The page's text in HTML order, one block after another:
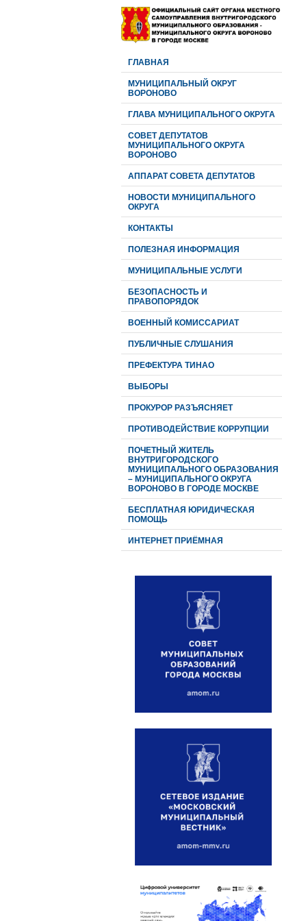
ГЛАВНАЯ
МУНИЦИПАЛЬНЫЙ ОКРУГ
ВОРОНОВО
ГЛАВА МУНИЦИПАЛЬНОГО ОКРУГА
CОВЕТ ДЕПУТАТОВ
МУНИЦИПАЛЬНОГО ОКРУГА
ВОРОНОВО
АППАРАТ СОВЕТА ДЕПУТАТОВ
НОВОСТИ МУНИЦИПАЛЬНОГО
ОКРУГА
КОНТАКТЫ
ПОЛЕЗНАЯ ИНФОРМАЦИЯ
МУНИЦИПАЛЬНЫЕ УСЛУГИ
БЕЗОПАСНОСТЬ И
ПРАВОПОРЯДОК
ВОЕННЫЙ КОМИССАРИАТ
ПУБЛИЧНЫЕ СЛУШАНИЯ
ПРЕФЕКТУРА ТИНАО
ВЫБОРЫ
ПРОКУРОР РАЗЪЯСНЯЕТ
ПРОТИВОДЕЙСТВИЕ КОРРУПЦИИ
ПОЧЕТНЫЙ ЖИТЕЛЬ
ВНУТРИГОРОДСКОГО
МУНИЦИПАЛЬНОГО ОБРАЗОВАНИЯ
– МУНИЦИПАЛЬНОГО ОКРУГА
ВОРОНОВО В ГОРОДЕ МОСКВЕ
БЕСПЛАТНАЯ ЮРИДИЧЕСКАЯ
ПОМОЩЬ
ИНТЕРНЕТ ПРИЁМНАЯ